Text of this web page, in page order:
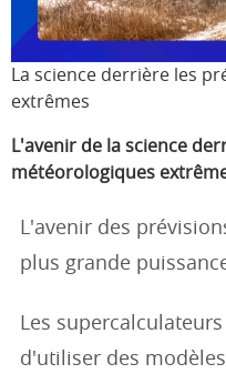
La science derrière les
extrêmes
L'avenir de la science
météorologiques
L'avenir des
plus grande
Les
d'utiliser des